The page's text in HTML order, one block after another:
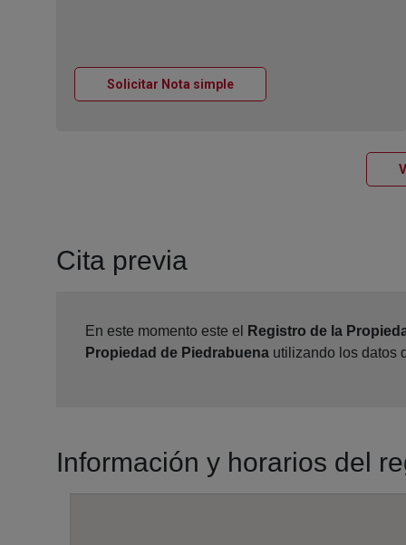
Solicitar Nota simpleVentana nueva
Cita previa
En este momento este el Registro de la
Propiedad de Piedrabuena utilizando los datos
Información y horarios del